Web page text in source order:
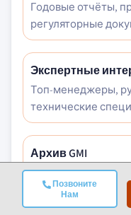
Позвоните
Нам
Годовые отчёты,
регуляторные
Экспертные
Топ-менеджеры,
технические
Архив GMI
Более 13 000
более 30 отраслям